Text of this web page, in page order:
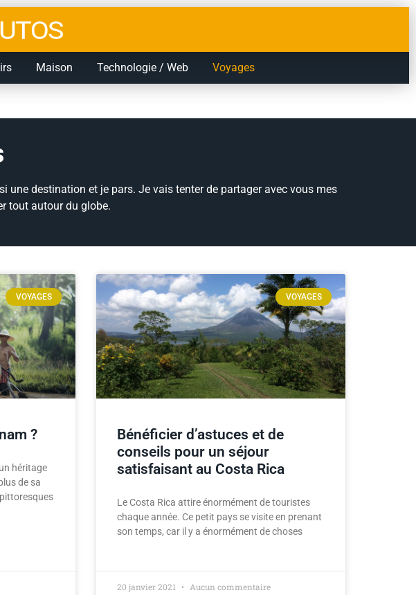
Maison Technologie / Web Voyages
une destination et je pars. Je vais tenter de partager avec vous mes
tout autour du globe.
VOYAGES
?
héritage
de sa
VOYAGES
Bénéficier d’astuces et de
conseils pour un séjour
satisfaisant au Costa Rica
Le Costa Rica attire énormément de touristes
chaque année. Ce petit pays se visite en prenant
son temps, car il y a énormément de choses
20 janvier 2021 Aucun commentaire